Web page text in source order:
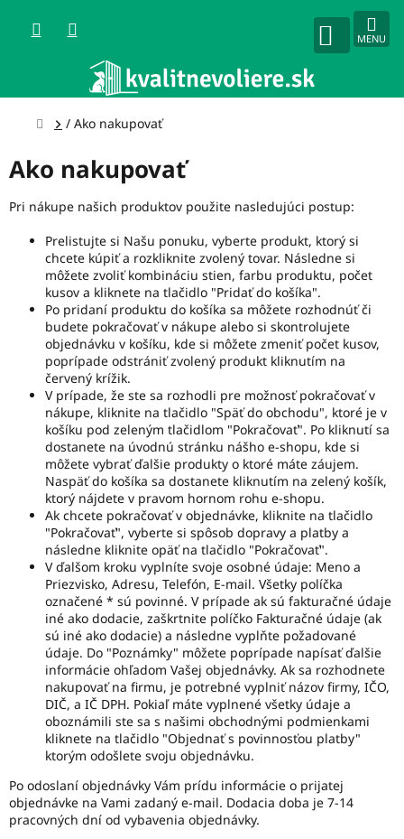
obsah
NÁKUPNÝ
Domov
/ Ako nakupovať
Ako nakupovať
Pri nákupe našich produktov použite nasledujúci postup:
Prelistujte si Našu ponuku, vyberte produkt, ktorý si
chcete kúpiť a rozkliknite zvolený tovar. Následne si
môžete zvoliť kombináciu stien, farbu produktu, počet
kusov a kliknete na tlačidlo "Pridať do košíka".
Po pridaní produktu do košíka sa môžete rozhodnúť či
budete pokračovať v nákupe alebo si skontrolujete
objednávku v košíku, kde si môžete zmeniť počet kusov,
poprípade odstrániť zvolený produkt kliknutím na
červený krížik.
V prípade, že ste sa rozhodli pre možnosť pokračovať v
nákupe, kliknite na tlačidlo "Späť do obchodu", ktoré je v
košíku pod zeleným tlačidlom "Pokračovať". Po kliknutí sa
dostanete na úvodnú stránku nášho e-shopu, kde si
môžete vybrať ďalšie produkty o ktoré máte záujem.
Naspäť do košíka sa dostanete kliknutím na zelený košík,
ktorý nájdete v pravom hornom rohu e-shopu.
Ak chcete pokračovať v objednávke, kliknite na tlačidlo
"Pokračovať", vyberte si spôsob dopravy a platby a
následne kliknite opäť na tlačidlo "Pokračovať".
V ďalšom kroku vyplníte svoje osobné údaje: Meno a
Priezvisko, Adresu, Telefón, E-mail. Všetky políčka
označené * sú povinné. V prípade ak sú fakturačné údaje
iné ako dodacie, zaškrtnite políčko Fakturačné údaje (ak
sú iné ako dodacie) a následne vyplňte požadované
údaje. Do "Poznámky" môžete poprípade napísať ďalšie
informácie ohľadom Vašej objednávky. Ak sa rozhodnete
nakupovať na firmu, je potrebné vyplniť názov firmy, IČO,
DIČ, a IČ DPH. Pokiaľ máte vyplnené všetky údaje a
oboznámili ste sa s našimi obchodnými podmienkami
kliknete na tlačidlo "Objednať s povinnosťou platby"
ktorým odošlete svoju objednávku.
Po odoslaní objednávky Vám prídu informácie o prijatej
objednávke na Vami zadaný e-mail. Dodacia doba je 7-14
pracovných dní od vybavenia objednávky.